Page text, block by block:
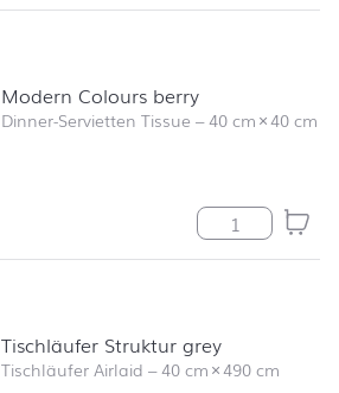
Modern Colours berry
Dinner-Servietten Tissue –40 cm×40 cm
Modern
Tischläufer Struktur grey
Tischläufer Airlaid –40 cm×490 cm